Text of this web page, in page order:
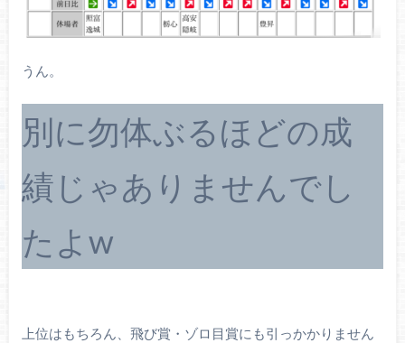
うん。
別に勿体ぶるほどの成
績じゃありませんでし
たよw
上位はもちろん、飛び賞・ゾロ目賞にも引っかかりません